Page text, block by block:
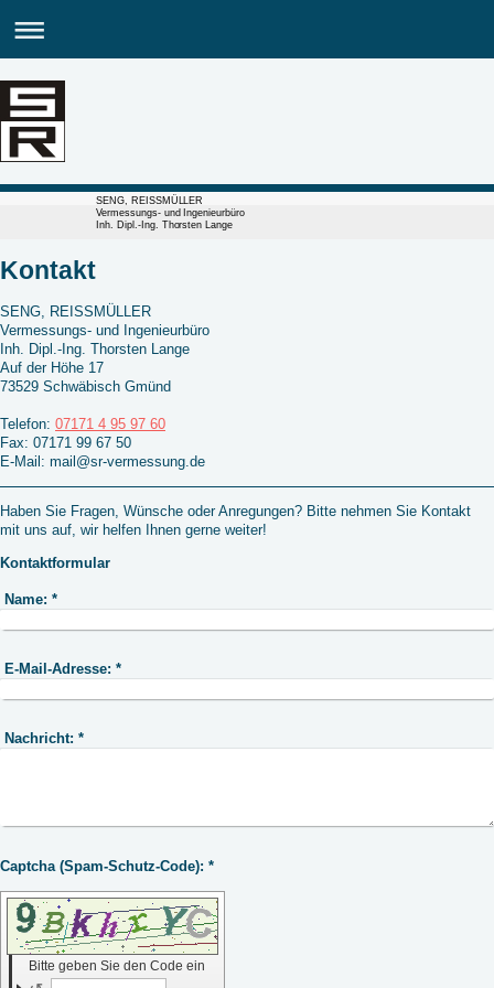
SENG, REISSMÜLLER
Vermessungs- und Ingenieurbüro
Inh. Dipl.-Ing. Thorsten Lange
Kontakt
SENG, REISSMÜLLER
Vermessungs- und Ingenieurbüro
Inh. Dipl.-Ing. Thorsten Lange
Auf der Höhe 17
73529 Schwäbisch Gmünd
Telefon: 07171 4 95 97 60
Fax: 07171 99 67 50
E-Mail: mail@sr-vermessung.de
Haben Sie Fragen, Wünsche oder Anregungen? Bitte nehmen Sie Kontakt
mit uns auf, wir helfen Ihnen gerne weiter!
Kontaktformular
Name: *
E-Mail-Adresse: *
Nachricht: *
Captcha (Spam-Schutz-Code): *
Bitte geben Sie den Code ein